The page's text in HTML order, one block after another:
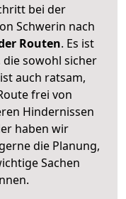
bei der
Schwerin nach
Routen. Es ist
sowohl sicher
auch ratsam,
frei von
Hindernissen
haben wir
die Planung,
Sachen